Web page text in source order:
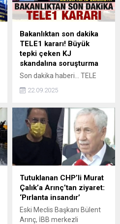
Bakanlıktan son dakika
TELE1 kararı! Büyük
tepki çeken KJ
skandalına soruşturma
Son dakika haberi... TELE
programda Cumhurbaşkanı
soykırımcı Başkanı
Benyamin Netanyahu'ya
benzetilmesine yönelik KJ
kullanılması skandalına
ilişkin soruşturma başlatıldı.
22.09.2025
Tutuklanan CHP’li Murat
Çalık’a Arınç’tan ziyaret:
‘Pırlanta insandır’
Eski Meclis Başkanı Bülent
Arınç, İBB merkezli